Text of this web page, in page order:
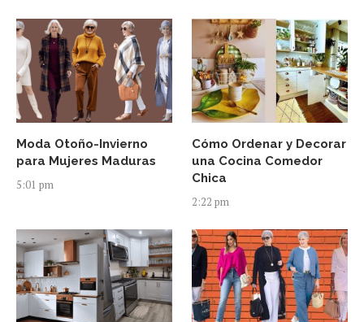
Moda Otoño-Invierno
para Mujeres Maduras
5:01 pm
Cómo Ordenar y Decorar
una Cocina Comedor
Chica
2:22 pm